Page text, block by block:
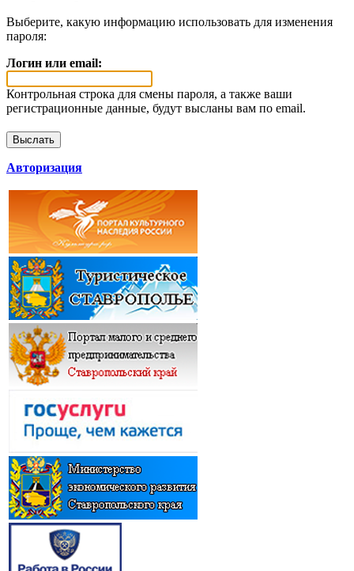
Выберите, какую информацию использовать для изменения
пароля:
Логин или email:
Контрольная строка для смены пароля, а также ваши
регистрационные данные, будут высланы вам по email.
Авторизация